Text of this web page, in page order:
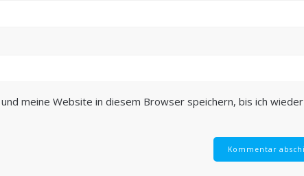
meine Website in diesem Browser speichern, bis ich wieder